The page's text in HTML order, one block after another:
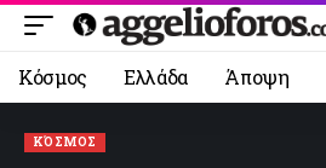
Κόσμος Ελλάδα Άποψη
ΚΌΣΜΟΣ